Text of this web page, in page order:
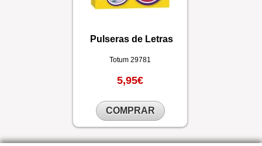
Pulseras de Letras
Totum 29781
5,95€
COMPRAR